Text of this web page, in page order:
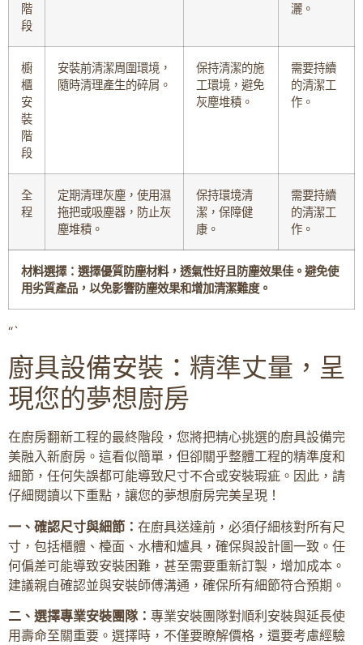
階
段
灑。
櫥
櫃
安
裝
階
段
安裝前清潔周圍環境，
隨時清理產生的碎屑。
保持清潔的施
工環境，避免
灰塵堆積。
需要持續
的清潔工
作。
全
程
定期清理灰塵，使用濕
拖把或吸塵器，防止灰
塵堆積。
保持環境清
潔，保障健
康。
需要持續
的清潔工
作。
材料選擇：選擇優質防塵材料，透氣性好且防塵效果佳。避免使
用劣質產品，以免影響防塵效果和增加清潔難度。
“`
廚具設備安裝：精準丈量，呈
現您的夢想廚房
在廚房翻新工程的最終階段，您將把精心挑選的廚具設備完
美融入新廚房。這看似簡單，但卻關乎整體工程的精準度和
細節，任何失誤都可能導致尺寸不合或安裝瑕疵。因此，請
仔細閱讀以下重點，讓您的夢想廚房完美呈現！
一、確認尺寸與細節： 在廚具送達前，必須仔細核對所有尺
寸，包括櫃體、檯面、水槽和爐具，確保與設計圖一致。任
何偏差可能導致安裝困難，甚至需要重新訂製，增加成本。
建議親自確認並與安裝師傅溝通，確保所有細節符合預期。
二、選擇專業安裝團隊： 專業安裝團隊對順利安裝與延長使
用壽命至關重要。選擇時，不僅要瞭解價格，還要考慮經驗